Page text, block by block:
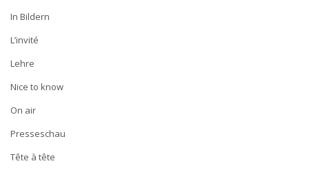
In Bildern
L’invité
Lehre
Nice to know
On air
Presseschau
Tête à tête